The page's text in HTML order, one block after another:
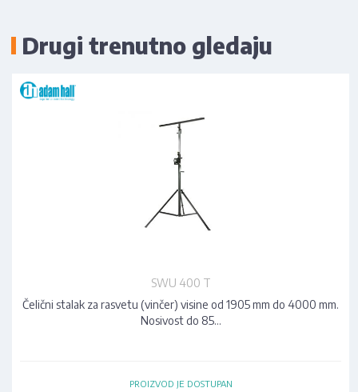
Drugi trenutno gledaju
SWU 400 T
Čelični stalak za rasvetu (vinčer) visine od 1905 mm do 4000 mm.
Nosivost do 85…
PROIZVOD JE DOSTUPAN